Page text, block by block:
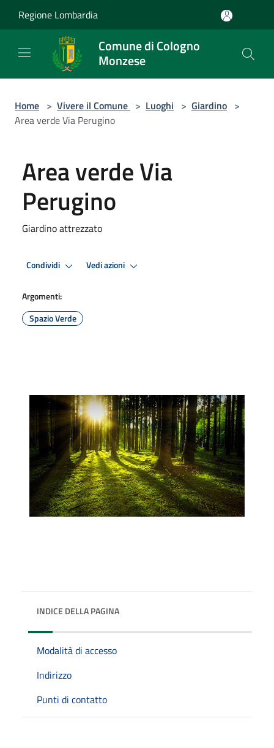
Regione Lombardia
Comune di Cologno
Monzese
Home > Vivere il Comune > Luoghi > Giardino >
Area verde Via Perugino
Area verde Via
Perugino
Giardino attrezzato
Condividi Vedi azioni
Argomenti:
Spazio Verde
INDICE DELLA PAGINA
Modalità di accesso
Indirizzo
Punti di contatto